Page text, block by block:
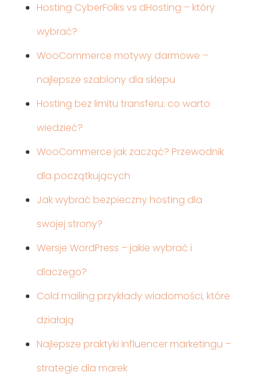
Hosting CyberFolks vs dHosting – który
wybrać?
WooCommerce motywy darmowe –
najlepsze szablony dla sklepu
Hosting bez limitu transferu: co warto
wiedzieć?
WooCommerce jak zacząć? Przewodnik
dla początkujących
Jak wybrać bezpieczny hosting dla
swojej strony?
Wersje WordPress – jakie wybrać i
dlaczego?
Cold mailing przykłady wiadomości, które
działają
Najlepsze praktyki influencer marketingu –
strategie dla marek